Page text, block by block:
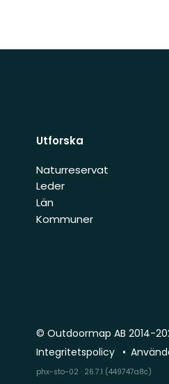
Utforska
Naturreservat
Leder
Län
Kommuner
© Outdoormap AB 2014-
Integritetspolicy
phx-sto-02 · 26.7.1 (449747a8c)